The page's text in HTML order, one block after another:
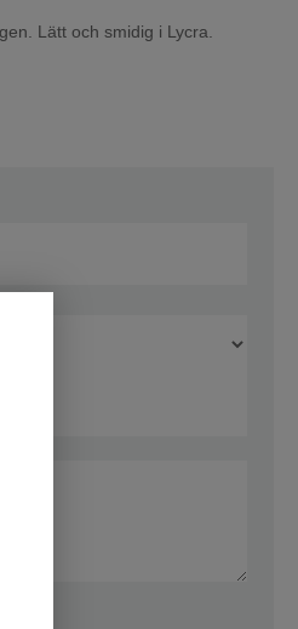
Lätt och smidig i Lycra.